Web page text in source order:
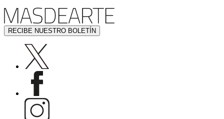
RECIBE NUESTRO BOLETÍN